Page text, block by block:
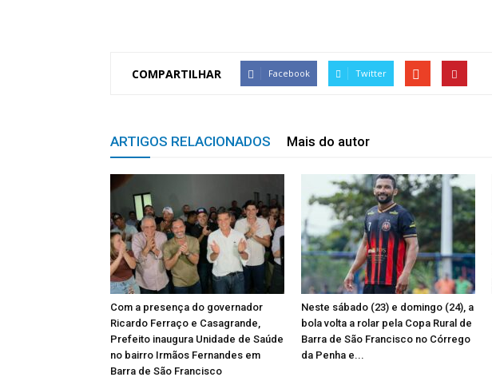
COMPARTILHAR Facebook Twitter
ARTIGOS RELACIONADOS Mais do autor
Com a presença do governador
Ricardo Ferraço e Casagrande,
Prefeito inaugura Unidade de Saúde
no bairro Irmãos Fernandes em
Barra de São Francisco
Neste sábado (23) e domingo (24), a
bola volta a rolar pela Copa Rural de
Barra de São Francisco no Córrego
da Penha e...